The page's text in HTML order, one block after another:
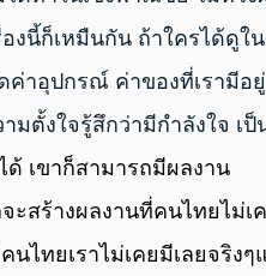
งนี้ก็เหมืนกัน ถ้าใครได้ดูใ
ค่าอุปกรณ์ ค่าของที่เรามีอ
ตั้งใจรู้สึกว่ามีกําลังใจ เป็
ด้ เขาก็สามารถมีผลงาน
นไทยเราไม่เคยมีเลยจริง